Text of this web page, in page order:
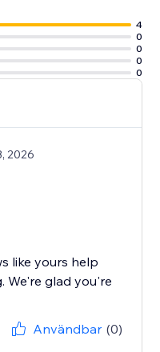
4
0
0
0
0
2026
like yours help
We're glad you're
Användbar (0)